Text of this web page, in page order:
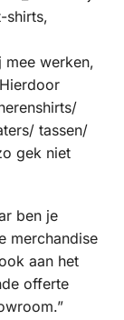
shirts,
mee werken,
tassen/
gek niet
ben je
merchandise
aan het
offerte